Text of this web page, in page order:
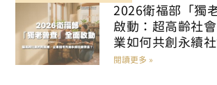
2026衛福部「獨
啟動：超高齡社
業如何共創永續
閱讀更多 »